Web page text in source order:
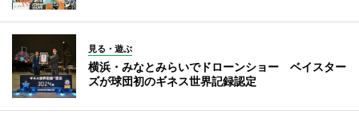
見る・遊ぶ
横浜・みなとみらいでドローンショー ベイスター
ズが球団初のギネス世界記録認定